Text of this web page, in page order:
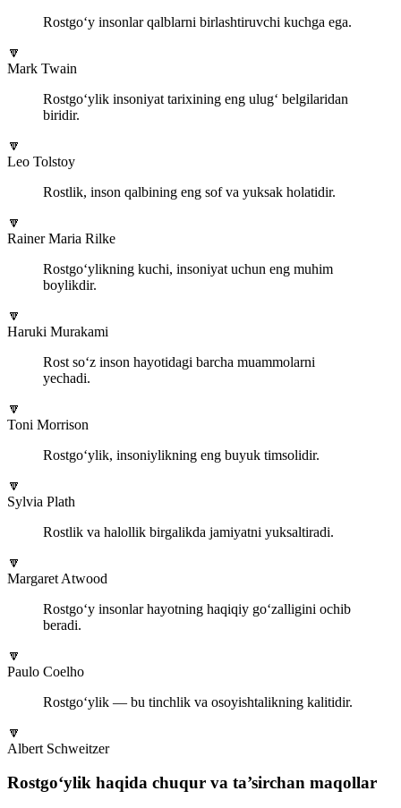
Rostgo‘y insonlar qalblarni birlashtiruvchi kuchga ega.
🔽
Mark Twain
Rostgo‘ylik insoniyat tarixining eng ulug‘ belgilaridan
biridir.
🔽
Leo Tolstoy
Rostlik, inson qalbining eng sof va yuksak holatidir.
🔽
Rainer Maria Rilke
Rostgo‘ylikning kuchi, insoniyat uchun eng muhim
boylikdir.
🔽
Haruki Murakami
Rost so‘z inson hayotidagi barcha muammolarni
yechadi.
🔽
Toni Morrison
Rostgo‘ylik, insoniylikning eng buyuk timsolidir.
🔽
Sylvia Plath
Rostlik va halollik birgalikda jamiyatni yuksaltiradi.
🔽
Margaret Atwood
Rostgo‘y insonlar hayotning haqiqiy go‘zalligini ochib
beradi.
🔽
Paulo Coelho
Rostgo‘ylik — bu tinchlik va osoyishtalikning kalitidir.
🔽
Albert Schweitzer
Rostgo‘ylik haqida chuqur va ta’sirchan maqollar